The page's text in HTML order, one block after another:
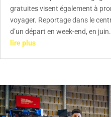
gratuites visent également à
voyager. Reportage dans le
d’un départ en week-end, en juin.
lire plus